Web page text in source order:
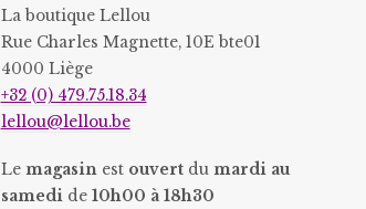
La boutique Lellou
Rue Charles Magnette, 10E bte01
4000 Liège
+32 (0) 479.75.18.34
lellou@lellou.be
Le magasinest ouvertdu mardi au
samedide 10h00 à 18h30